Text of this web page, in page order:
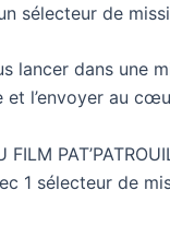
sélecteur de
lancer dans une
l’envoyer au
FILM
1 sélecteur de